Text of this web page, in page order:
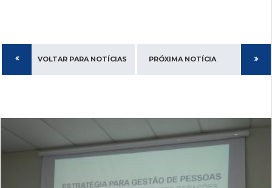
VOLTAR PARA NOTÍCIAS PRÓXIMA NOTÍCIA